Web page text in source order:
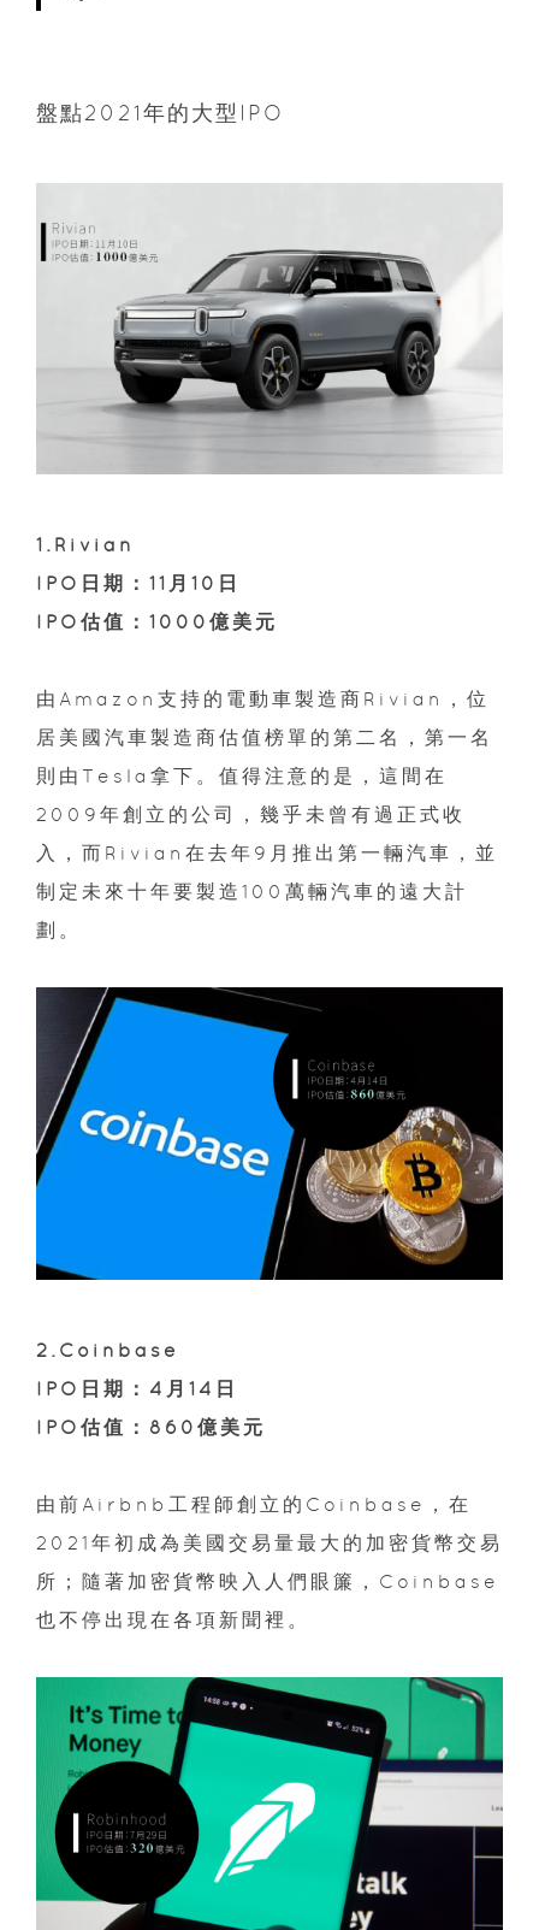
盤點2021年的大型IPO
1.Rivian
IPO日期：11月10日
IPO估值：1000億美元
由Amazon支持的電動車製造商Rivian，位
居美國汽車製造商估值榜單的第二名，第一名
則由Tesla拿下。值得注意的是，這間在
2009年創立的公司，幾乎未曾有過正式收
入，而Rivian在去年9月推出第一輛汽車，並
制定未來十年要製造100萬輛汽車的遠大計
劃。
2.Coinbase
IPO日期：4月14日
IPO估值：860億美元
由前Airbnb工程師創立的Coinbase，在
2021年初成為美國交易量最大的加密貨幣交易
所；隨著加密貨幣映入人們眼簾，Coinbase
也不停出現在各項新聞裡。